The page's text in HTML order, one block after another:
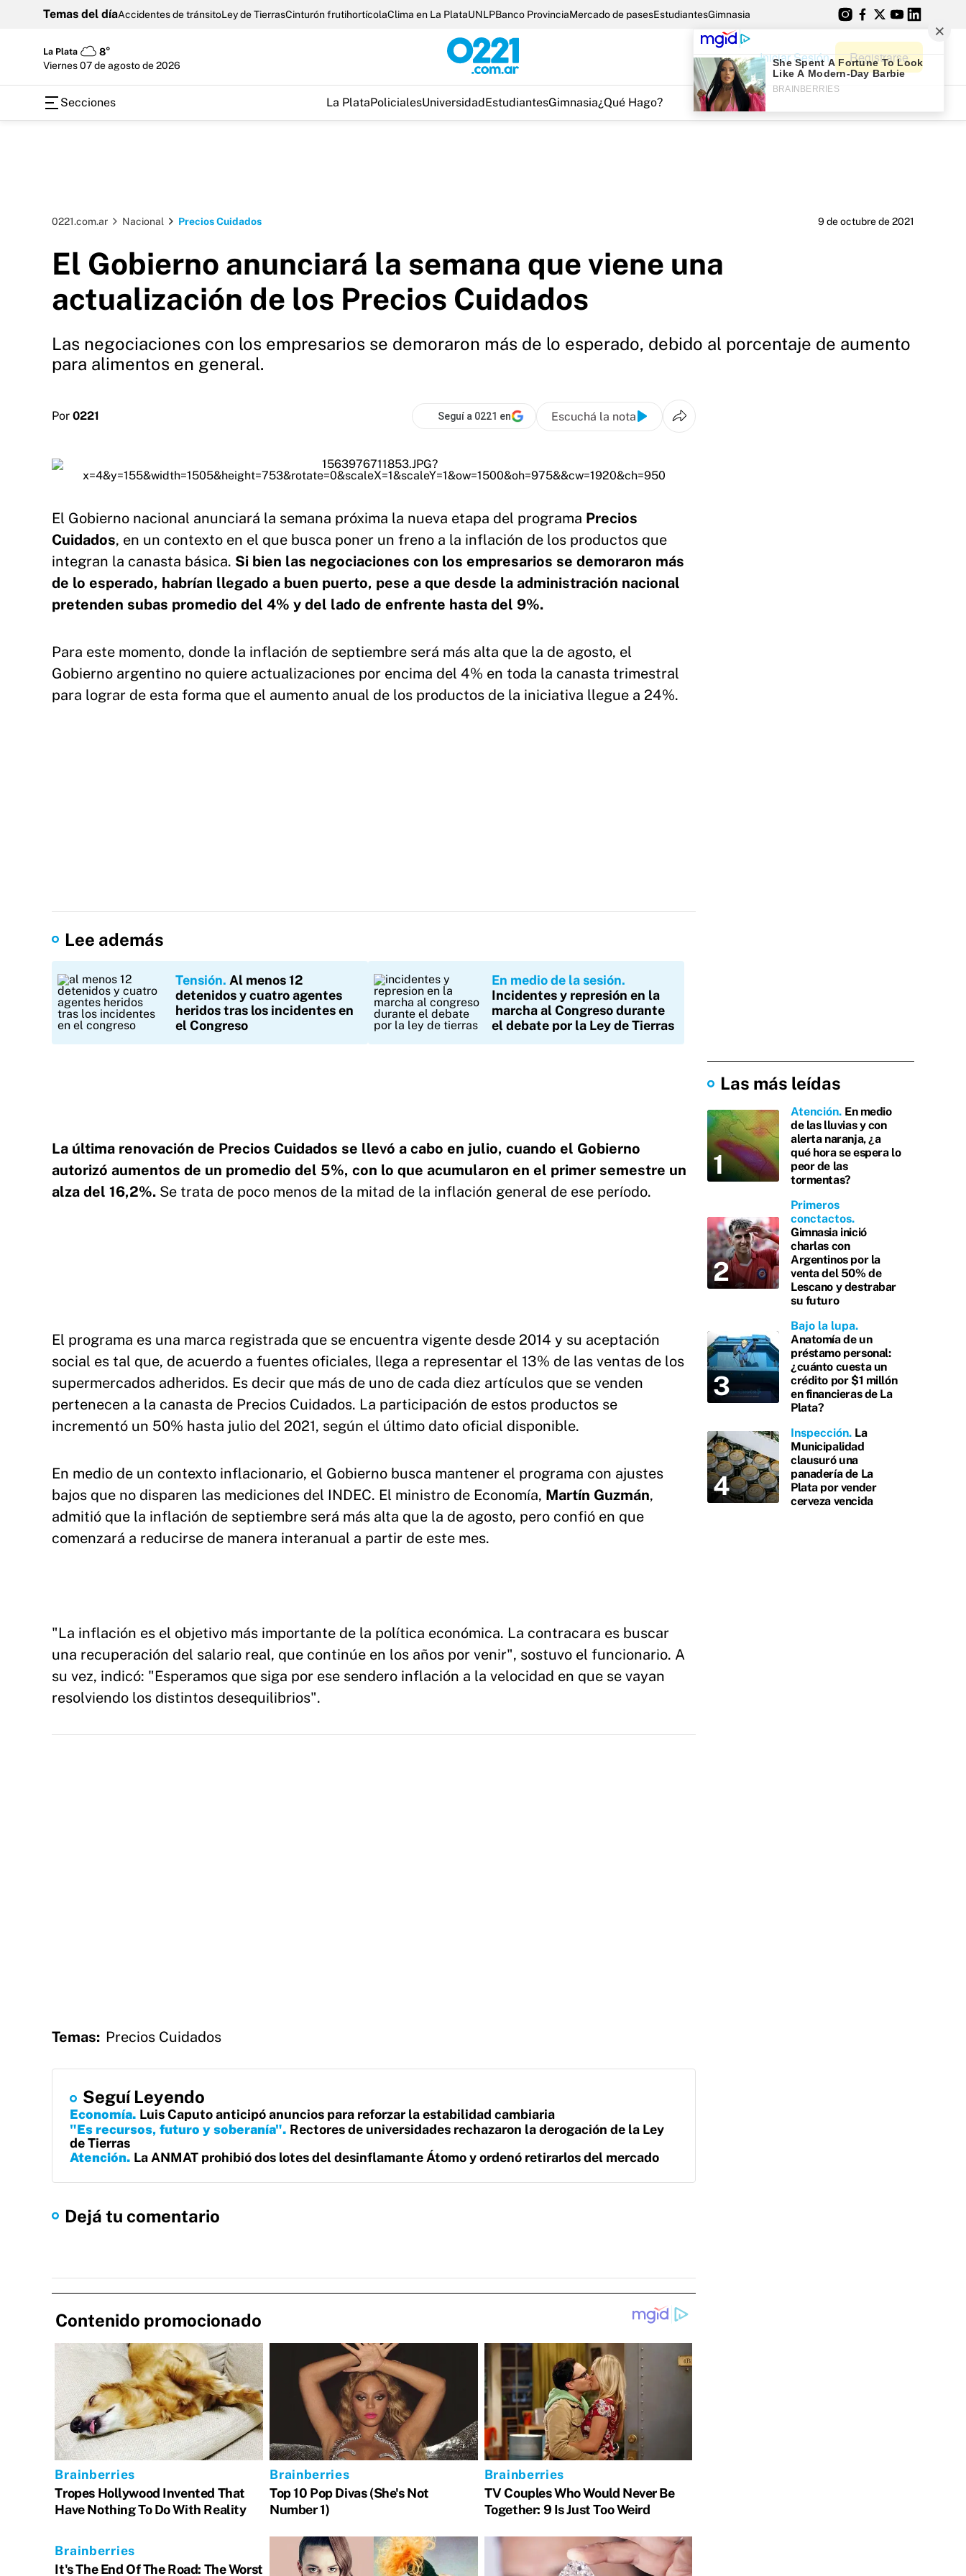
Temas del díaAccidentes de tránsitoLey de TierrasCinturón frutihortícolaClima en La PlataUNLPBanco ProvinciaMercado de pasesEstudiantesGimnasia
La Plata
8°
viernes 07 de agosto de 2026
Iniciar Sesión Registrarse
Secciones La PlataPolicialesUniversidadEstudiantesGimnasia¿Qué Hago?
0221.com.ar Nacional Precios Cuidados 9 de octubre de 2021
El Gobierno anunciará la semana que viene una
actualización de los Precios Cuidados
Las negociaciones con los empresarios se demoraron más de lo esperado, debido al porcentaje de aumento
para alimentos en general.
Por 0221 Seguí a 0221 en Escuchá la nota
El Gobierno nacional anunciará la semana próxima la nueva etapa del programa Precios
Cuidados, en un contexto en el que busca poner un freno a la inflación de los productos que
integran la canasta básica. Si bien las negociaciones con los empresarios se demoraron más
de lo esperado, habrían llegado a buen puerto, pese a que desde la administración nacional
pretenden subas promedio del 4% y del lado de enfrente hasta del 9%.
Para este momento, donde la inflación de septiembre será más alta que la de agosto, el
Gobierno argentino no quiere actualizaciones por encima del 4% en toda la canasta trimestral
para lograr de esta forma que el aumento anual de los productos de la iniciativa llegue a 24%.
Lee además
Tensión Al menos 12
detenidos y cuatro agentes
heridos tras los incidentes en
el Congreso
En medio de la sesión
Incidentes y represión en la
marcha al Congreso durante
el debate por la Ley de Tierras
La última renovación de Precios Cuidados se llevó a cabo en julio, cuando el Gobierno
autorizó aumentos de un promedio del 5%, con lo que acumularon en el primer semestre un
alza del 16,2%. Se trata de poco menos de la mitad de la inflación general de ese período.
El programa es una marca registrada que se encuentra vigente desde 2014 y su aceptación
social es tal que, de acuerdo a fuentes oficiales, llega a representar el 13% de las ventas de los
supermercados adheridos. Es decir que más de uno de cada diez artículos que se venden
pertenecen a la canasta de Precios Cuidados. La participación de estos productos se
incrementó un 50% hasta julio del 2021, según el último dato oficial disponible.
En medio de un contexto inflacionario, el Gobierno busca mantener el programa con ajustes
bajos que no disparen las mediciones del INDEC. El ministro de Economía, Martín Guzmán,
admitió que la inflación de septiembre será más alta que la de agosto, pero confió en que
comenzará a reducirse de manera interanual a partir de este mes.
"La inflación es el objetivo más importante de la política económica. La contracara es buscar
una recuperación del salario real, que continúe en los años por venir", sostuvo el funcionario. A
su vez, indicó: "Esperamos que siga por ese sendero inflación a la velocidad en que se vayan
resolviendo los distintos desequilibrios".
Temas: Precios Cuidados
Seguí Leyendo
Economía Luis Caputo anticipó anuncios para reforzar la estabilidad cambiaria
"Es recursos, futuro y soberanía" Rectores de universidades rechazaron la derogación de la Ley
de Tierras
Atención La ANMAT prohibió dos lotes del desinflamante Átomo y ordenó retirarlos del mercado
Dejá tu comentario
Las más leídas
Atención En medio
de las lluvias y con
alerta naranja, ¿a
qué hora se espera lo
peor de las
tormentas?
Primeros
conctactos
Gimnasia inició
charlas con
Argentinos por la
venta del 50% de
Lescano y destrabar
su futuro
Bajo la lupa
Anatomía de un
préstamo personal:
¿cuánto cuesta un
crédito por $1 millón
en financieras de La
Plata?
Inspección La
Municipalidad
clausuró una
panadería de La
Plata por vender
cerveza vencida